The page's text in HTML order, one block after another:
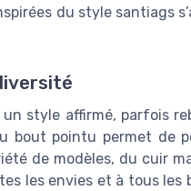
du style santiags
style affirmé, parfois
pointu permet de
de modèles, du cuir
les envies et à tous